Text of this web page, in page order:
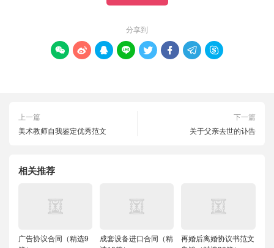
分享到
       
上一篇
美术教师自我鉴定优秀范文
下一篇
关于父亲去世的讣告
相关推荐
广告协议合同（精选9
成套设备进口合同（精
再婚后离婚协议书范文